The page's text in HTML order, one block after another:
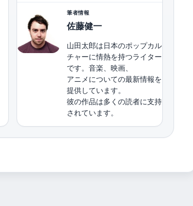
筆者情報
佐藤健一
山田太郎は日本のポップカル
チャーに情熱を持つライター
です。音楽、映画、
アニメについての最新情報を
提供しています。
彼の作品は多くの読者に支持
されています。